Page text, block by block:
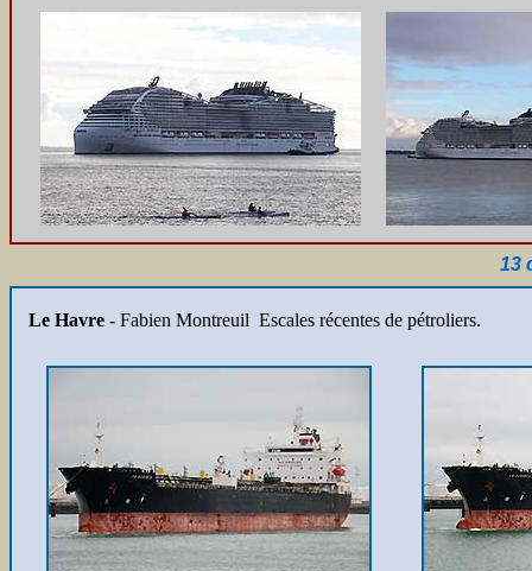
13
Le Havre - Fabien Montreuil Escales récentes de pétroliers.